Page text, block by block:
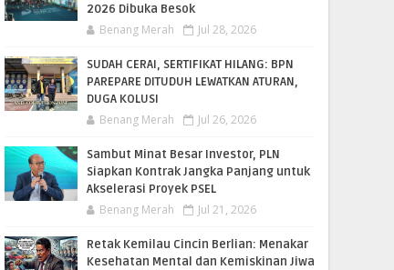
2026 Dibuka Besok
Benang Merah Jul 28, 2026
SUDAH CERAI, SERTIFIKAT HILANG: BPN
PAREPARE DITUDUH LEWATKAN ATURAN,
DUGA KOLUSI
Benang Merah Jul 26, 2026
Sambut Minat Besar Investor, PLN
Siapkan Kontrak Jangka Panjang untuk
Akselerasi Proyek PSEL
Benang Merah Jul 21, 2026
Retak Kemilau Cincin Berlian: Menakar
Kesehatan Mental dan Kemiskinan Jiwa